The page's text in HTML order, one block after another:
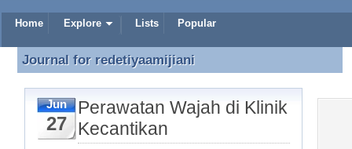
Home Explore Lists Popular
Journal for redetiyaamijiani
Journal for redetiyaamijiani
Jun
27
Perawatan Wajah di Klinik
Kecantikan